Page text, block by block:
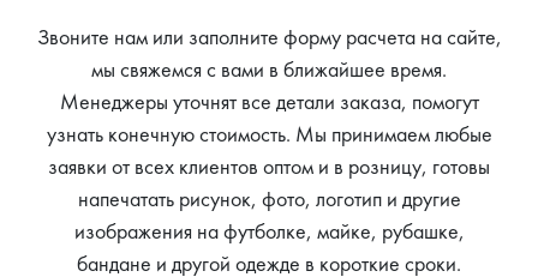
Звоните нам или заполните форму расчета на сайте,
мы свяжемся с вами в ближайшее время.
Менеджеры уточнят все детали заказа, помогут
узнать конечную стоимость. Мы принимаем любые
заявки от всех клиентов оптом и в розницу, готовы
напечатать рисунок, фото, логотип и другие
изображения на футболке, майке, рубашке,
бандане и другой одежде в короткие сроки.